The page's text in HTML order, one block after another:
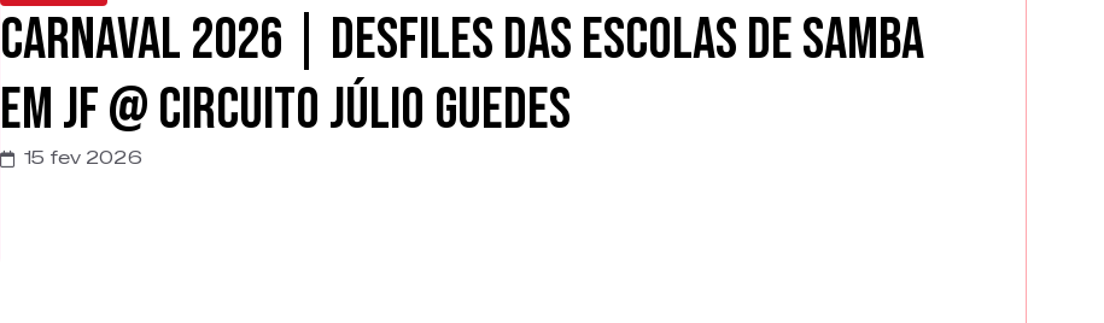
Carnaval 2026 | Desfiles das escolas de samba
em JF @ Circuito Júlio Guedes
15 fev 2026